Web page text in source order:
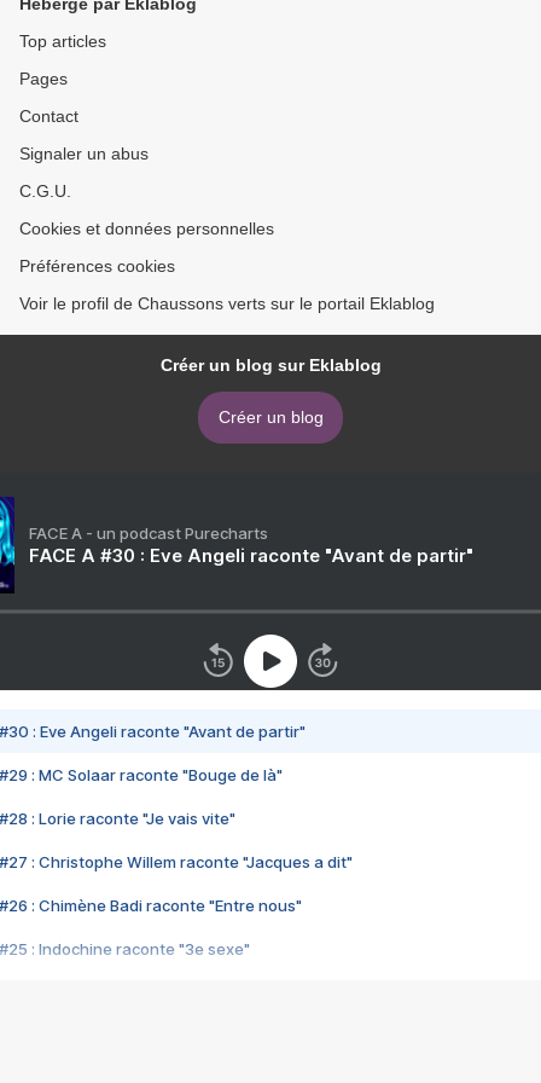
Top articles
Pages
Contact
Signaler un abus
C.G.U.
Cookies et données personnelles
Préférences cookies
Voir le profil de Chaussons verts sur le portail Eklablog
Créer un blog sur Eklablog
Créer un blog
FACE A - un podcast Purecharts
FACE A #30 : Eve Angeli raconte "Avant de partir"
#30 : Eve Angeli raconte "Avant de partir"
#29 : MC Solaar raconte "Bouge de là"
#28 : Lorie raconte "Je vais vite"
#27 : Christophe Willem raconte "Jacques a dit"
#26 : Chimène Badi raconte "Entre nous"
#25 : Indochine raconte "3e sexe"